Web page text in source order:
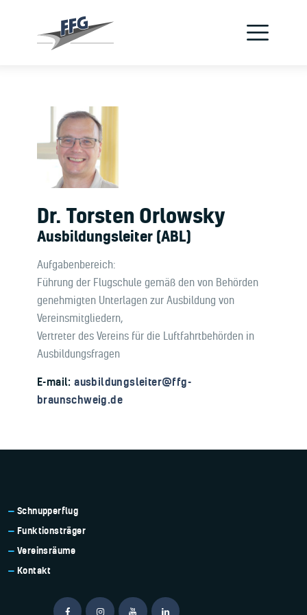
Verein
Jetzt Pilot werden
Schnupperflug
Flugschule
Kontakt
Dr. Torsten Orlowsky
Ausbildungsleiter (ABL)
Aufgabenbereich:
Führung der Flugschule gemäß den von Behörden
genehmigten Unterlagen zur Ausbildung von
Vereinsmitgliedern,
Vertreter des Vereins für die Luftfahrtbehörden in
Ausbildungsfragen
E-mail:ausbildungsleiter@ffg-
braunschweig.de
Schnupperflug
Funktionsträger
Vereinsräume
Kontakt